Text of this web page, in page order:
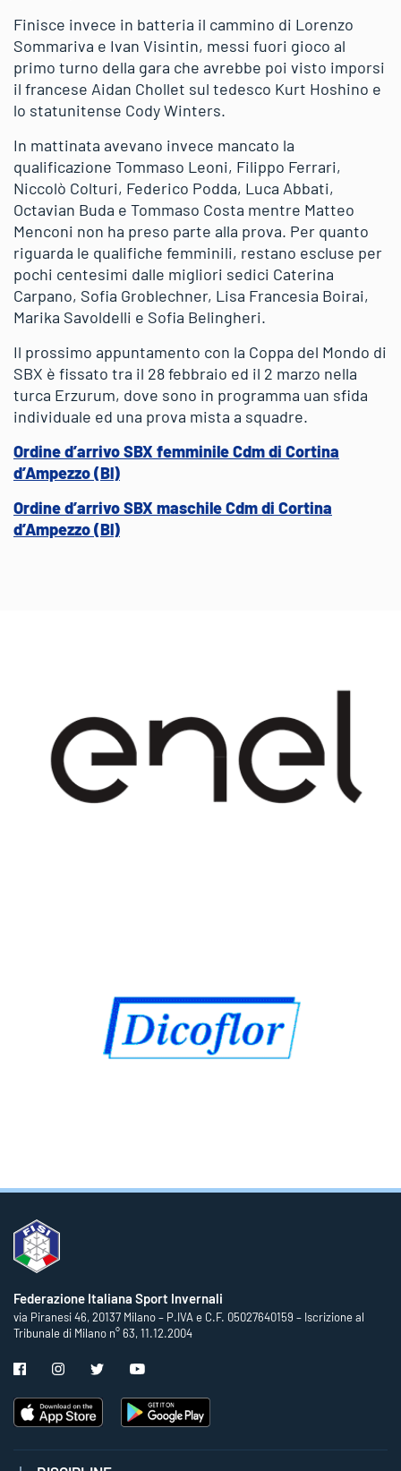
Finisce invece in batteria il cammino di Lorenzo
Sommariva e Ivan Visintin, messi fuori gioco al
primo turno della gara che avrebbe poi visto imporsi
il francese Aidan Chollet sul tedesco Kurt Hoshino e
lo statunitense Cody Winters.
In mattinata avevano invece mancato la
qualificazione Tommaso Leoni, Filippo Ferrari,
Niccolò Colturi, Federico Podda, Luca Abbati,
Octavian Buda e Tommaso Costa mentre Matteo
Menconi non ha preso parte alla prova. Per quanto
riguarda le qualifiche femminili, restano escluse per
pochi centesimi dalle migliori sedici Caterina
Carpano, Sofia Groblechner, Lisa Francesia Boirai,
Marika Savoldelli e Sofia Belingheri.
Il prossimo appuntamento con la Coppa del Mondo di
SBX è fissato tra il 28 febbraio ed il 2 marzo nella
turca Erzurum, dove sono in programma uan sfida
individuale ed una prova mista a squadre.
Ordine d’arrivo SBX femminile Cdm di Cortina
d’Ampezzo (Bl)
Ordine d’arrivo SBX maschile Cdm di Cortina
d’Ampezzo (Bl)
Federazione Italiana Sport Invernali
via Piranesi 46, 20137 Milano – P.IVA e C.F. 05027640159 – Iscrizione al
Tribunale di Milano n° 63, 11.12.2004